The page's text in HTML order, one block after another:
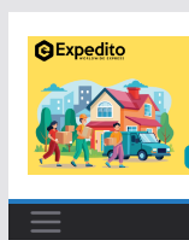
content